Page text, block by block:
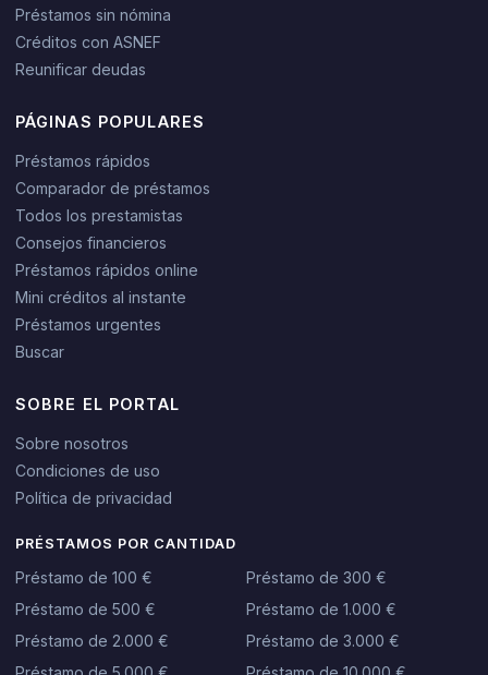
Préstamos sin nómina
Créditos con ASNEF
Reunificar deudas
PÁGINAS POPULARES
Préstamos rápidos
Comparador de préstamos
Todos los prestamistas
Consejos financieros
Préstamos rápidos online
Mini créditos al instante
Préstamos urgentes
Buscar
SOBRE EL PORTAL
Sobre nosotros
Condiciones de uso
Política de privacidad
PRÉSTAMOS POR CANTIDAD
Préstamo de 100 €
Préstamo de 300 €
Préstamo de 500 €
Préstamo de 1.000 €
Préstamo de 2.000 €
Préstamo de 3.000 €